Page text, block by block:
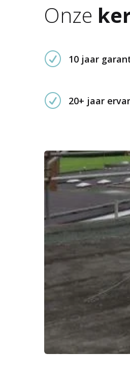
Onze
R 10 jaar
R 20+ jaar